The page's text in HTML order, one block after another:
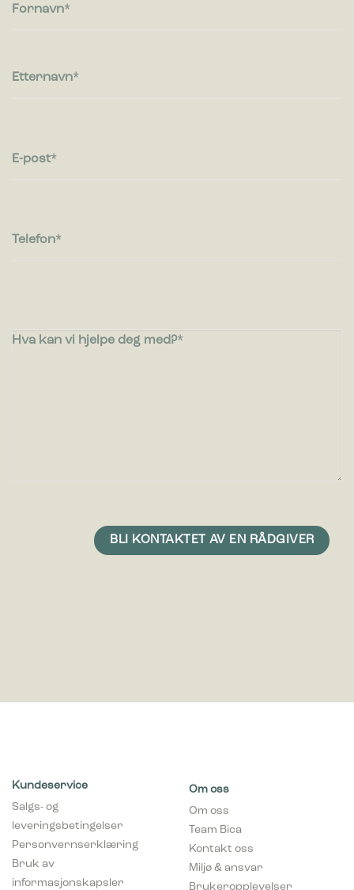
rapportere informasjon anonymt.
Markedsførings-cookies brukes til å spore besøkende på
Fornavn
Etternavn
E-post
Telefon
Hva kan vi hjelpe deg med?
Kundeservice
Salgs- og
leveringsbetingelser
Personvernserklæring
Bruk av
informasjonskapsler
Om oss
Om oss
Team Bica
Kontakt oss
Miljø & ansvar
Brukeropplevelser